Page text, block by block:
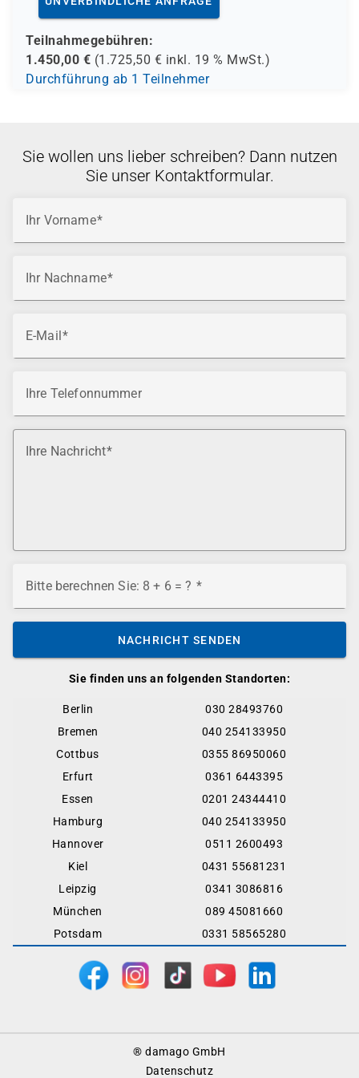
Teilnahmegebühren:
1.450,00 € (1.725,50 € inkl. 19 % MwSt.)
Durchführung ab 1 Teilnehmer
Sie finden uns an folgenden Standorten:
Berlin
030 28493760
Bremen
040 254133950
Cottbus
0355 86950060
Erfurt
0361 6443395
Essen
0201 24344410
Hamburg
040 254133950
Hannover
0511 2600493
Kiel
0431 55681231
Leipzig
0341 3086816
München
089 45081660
Potsdam
0331 58565280
Sie wollen uns lieber schreiben? Dann nutzen
Sie unser Kontaktformular.
Ihr Vorname
Ihr Nachname
E-Mail
Ihre Telefonnummer
Ihre Nachricht
Bitte berechnen Sie: 8 + 6 = ?
NACHRICHT SENDEN
® damago GmbH
Datenschutz